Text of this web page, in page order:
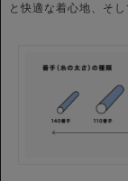
と快適な着心地、そ